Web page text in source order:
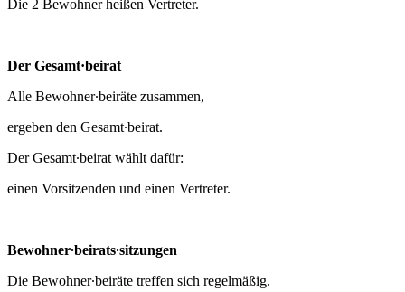
Die 2 Bewohner heißen Vertreter.
Der Gesamt·beirat
Alle Bewohner∙beiräte zusammen,
ergeben den Gesamt∙beirat.
Der Gesamt∙beirat wählt dafür:
einen Vorsitzenden und einen Vertreter.
Bewohner∙beirats∙sitzungen
Die Bewohner∙beiräte treffen sich regelmäßig.